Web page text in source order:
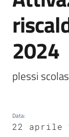
Servizi
Vivere
5x1000
2024
plessi
Data:
22 aprile